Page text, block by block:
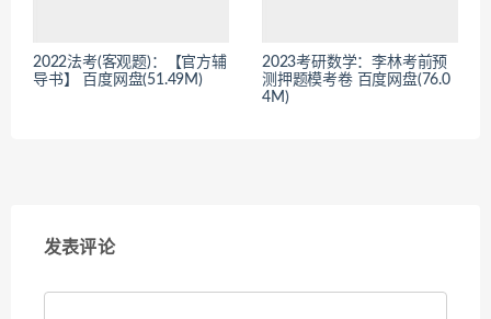
2022法考(客观题)：【官方辅
导书】 百度网盘(51.49M)
2023考研数学：李林考前预
测押题模考卷 百度网盘(76.0
4M)
发表评论